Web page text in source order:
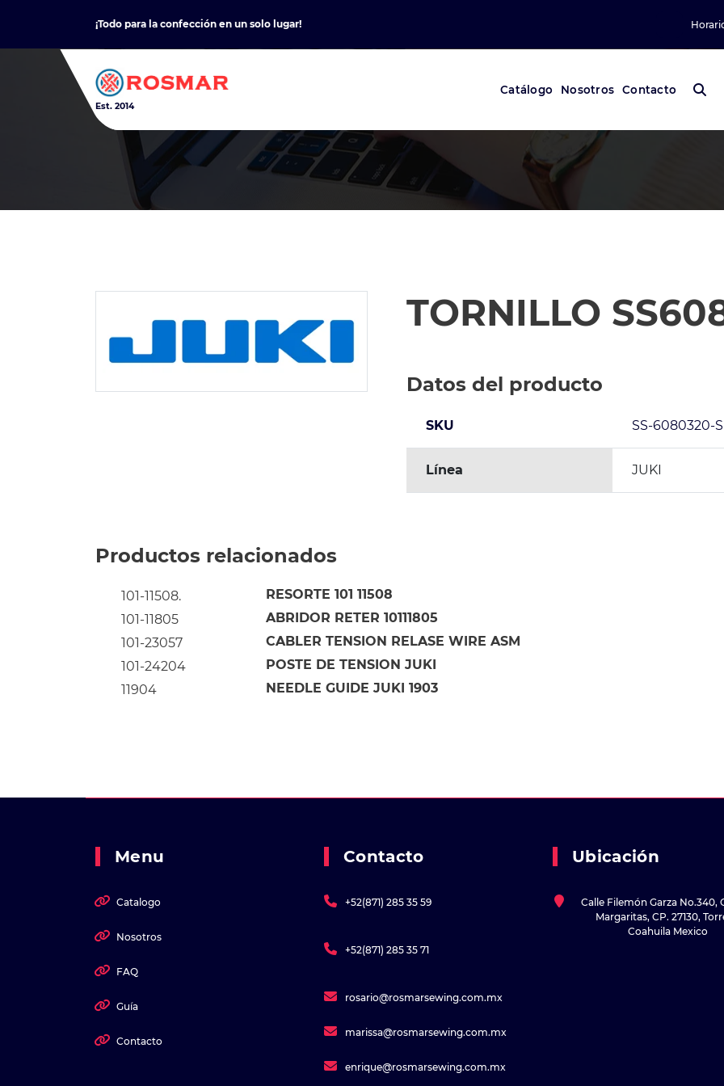
content
¡Todo para la confección en un solo lugar!
Est. 2014
Catálogo Nosotros Contacto
TORNILLO
Datos del producto
SKU SS-6080320-
Línea JUKI
Productos relacionados
101-11508. RESORTE 101 11508
101-11805
ABRIDOR RETER 10111805
101-23057
CABLER TENSION RELASE WIRE ASM
101-24204
POSTE DE TENSION JUKI
11904
NEEDLE GUIDE JUKI 1903
Menu
Catalogo
Nosotros
FAQ
Guía
Contacto
Contacto
+52(871) 285 35 59
+52(871) 285 35 71
rosario@rosmarsewing.com.mx
marissa@rosmarsewing.com.mx
enrique@rosmarsewing.com.mx
Ubicación
Calle Filemón Garza No.340,
Margaritas, CP. 27130,
Coahuila Mexico